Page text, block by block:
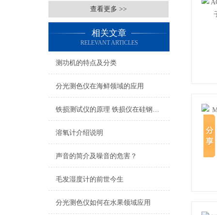
查看更多 >>
相关文章
RELEVANT ARTICLES
测功机的特点及分类
分光测色仪在海鲜领域的应用
铁损测试仪的原理 铁损仪在硅钢片的应用
溶氧计介绍说明
声音的简介及噪音的危害？
毛发湿度计的前世今生
分光测色仪如何在水果领域应用